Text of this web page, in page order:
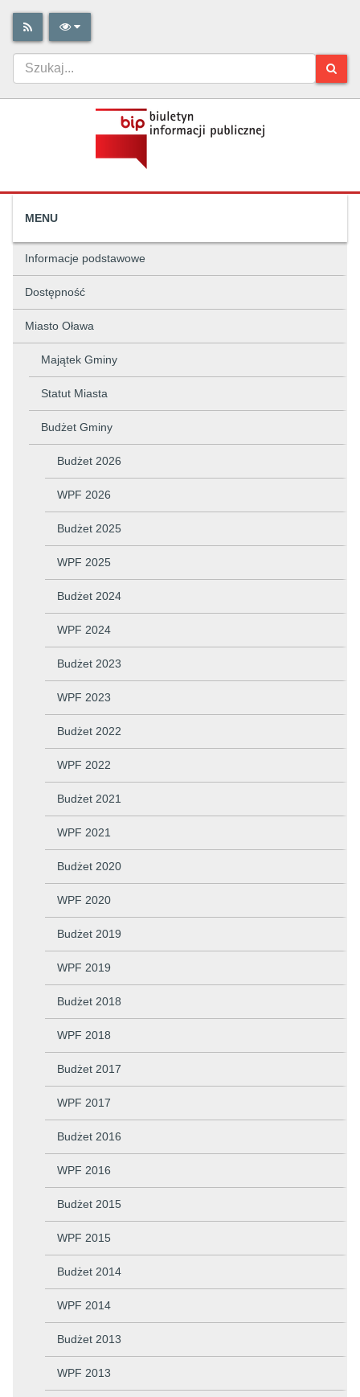
MENU
Informacje podstawowe
Dostępność
Miasto Oława
Majątek Gminy
Statut Miasta
Budżet Gminy
Budżet 2026
WPF 2026
Budżet 2025
WPF 2025
Budżet 2024
WPF 2024
Budżet 2023
WPF 2023
Budżet 2022
WPF 2022
Budżet 2021
WPF 2021
Budżet 2020
WPF 2020
Budżet 2019
WPF 2019
Budżet 2018
WPF 2018
Budżet 2017
WPF 2017
Budżet 2016
WPF 2016
Budżet 2015
WPF 2015
Budżet 2014
WPF 2014
Budżet 2013
WPF 2013